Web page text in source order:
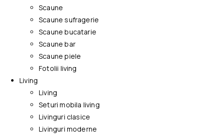
Scaune
Scaune sufragerie
Scaune bucatarie
Scaune bar
Scaune piele
Fotolii living
Living
Living
Seturi mobila living
Livinguri clasice
Livinguri moderne